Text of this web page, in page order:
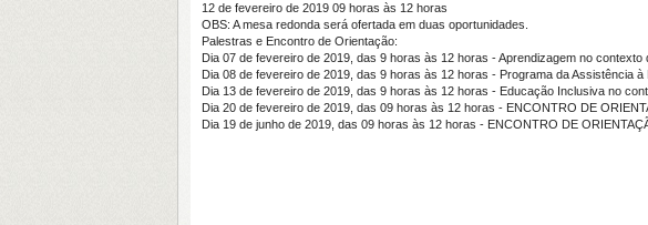
12 de fevereiro de 2019 09 horas às 12 horas
OBS: A mesa redonda será ofertada em duas oportunidades.
Palestras e Encontro de Orientação:
Dia 07 de fevereiro de 2019, das 9 horas às 12 horas - Aprendizagem no
Dia 08 de fevereiro de 2019, das 9 horas às 12 horas - Programa da Assistência
Dia 13 de fevereiro de 2019, das 9 horas às 12 horas - Educação Inclusiva no
Dia 20 de fevereiro de 2019, das 09 horas às 12 horas - ENCONTRO DE
Dia 19 de junho de 2019, das 09 horas às 12 horas - ENCONTRO DE